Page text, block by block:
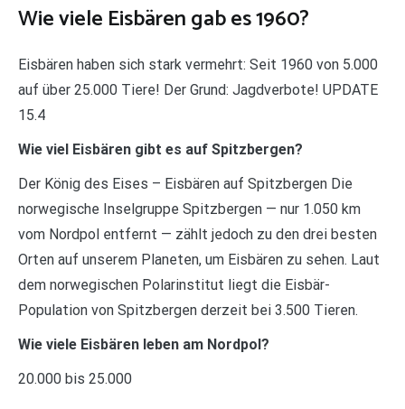
Wie viele Eisbären gab es 1960?
Eisbären haben sich stark vermehrt: Seit 1960 von 5.000
auf über 25.000 Tiere! Der Grund: Jagdverbote! UPDATE
15.4
Wie viel Eisbären gibt es auf Spitzbergen?
Der König des Eises – Eisbären auf Spitzbergen Die
norwegische Inselgruppe Spitzbergen — nur 1.050 km
vom Nordpol entfernt — zählt jedoch zu den drei besten
Orten auf unserem Planeten, um Eisbären zu sehen. Laut
dem norwegischen Polarinstitut liegt die Eisbär-
Population von Spitzbergen derzeit bei 3.500 Tieren.
Wie viele Eisbären leben am Nordpol?
20.000 bis 25.000